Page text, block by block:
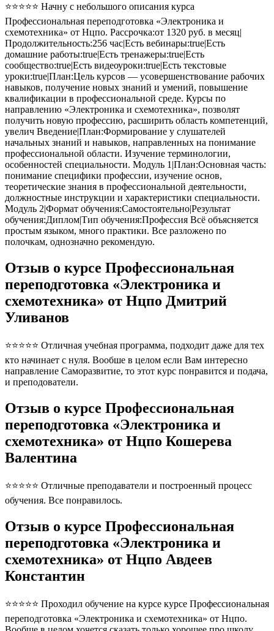
⭐⭐⭐⭐⭐ Начну с небольшого описания курса
Профессиональная переподготовка «Электроника и
схемотехника» от Нцпо. Рассрочка:от 1320 руб. в месяц|
Продолжительность:256 час|Есть вебинары:true|Есть
домашние работы:true|Есть тренажеры:true|Есть
сообщество:true|Есть видеоуроки:true|Есть текстовые
уроки:true|План:Цель курсов — усовершенствование рабочих
навыков, получение новых знаний и умений, повышение
квалификации в профессиональной среде. Курсы по
направлению «Электроника и схемотехника», позволят
получить новую профессию, расширить область компетенций,
увелич Введение|План:Формирование у слушателей
начальных знаний и навыков, направленных на понимание
профессиональной области. Изучение терминологии,
особенностей специальности. Модуль 1|План:Основная часть:
понимание специфики профессии, изучение основ,
теоретические знания в профессиональной деятельности,
должностные инструкции и характеристики специальности.
Модуль 2|Формат обучения:Самостоятельно|Результат
обучения:Диплом|Тип обучения:Профессия Всё объясняется
простым языком, много практики. Все разложено по
полочкам, однозначно рекомендую.
Отзыв о курсе Профессиональная
переподготовка «Электроника и
схемотехника» от Нцпо Дмитрий
Уливанов
⭐⭐⭐⭐⭐ Отличная учебная программа, подходит даже для тех
кто начинает с нуля. Вообше в целом если Вам интересно
направление Саморазвитие, то этот курс понравится и подача,
и преподователи.
Отзыв о курсе Профессиональная
переподготовка «Электроника и
схемотехника» от Нцпо Кошерева
Валентина
⭐⭐⭐⭐⭐ Отличные преподаватели и построенный процесс
обучения. Все понравилось.
Отзыв о курсе Профессиональная
переподготовка «Электроника и
схемотехника» от Нцпо Авдеев
Константин
⭐⭐⭐⭐⭐ Проходил обучение на курсе курсе Профессиональная
переподготовка «Электроника и схемотехника» от Нцпо.